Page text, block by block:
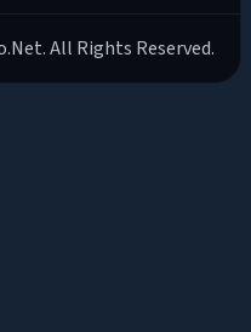
All Rights Reserved.